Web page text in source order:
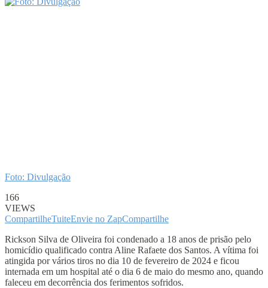
Foto: Divulgação
166
VIEWS
CompartilheTuiteEnvie no ZapCompartilhe
Rickson Silva de Oliveira foi condenado a 18 anos de prisão pelo
homicídio qualificado contra Aline Rafaete dos Santos. A vítima foi
atingida por vários tiros no dia 10 de fevereiro de 2024 e ficou
internada em um hospital até o dia 6 de maio do mesmo ano, quando
faleceu em decorrência dos ferimentos sofridos.